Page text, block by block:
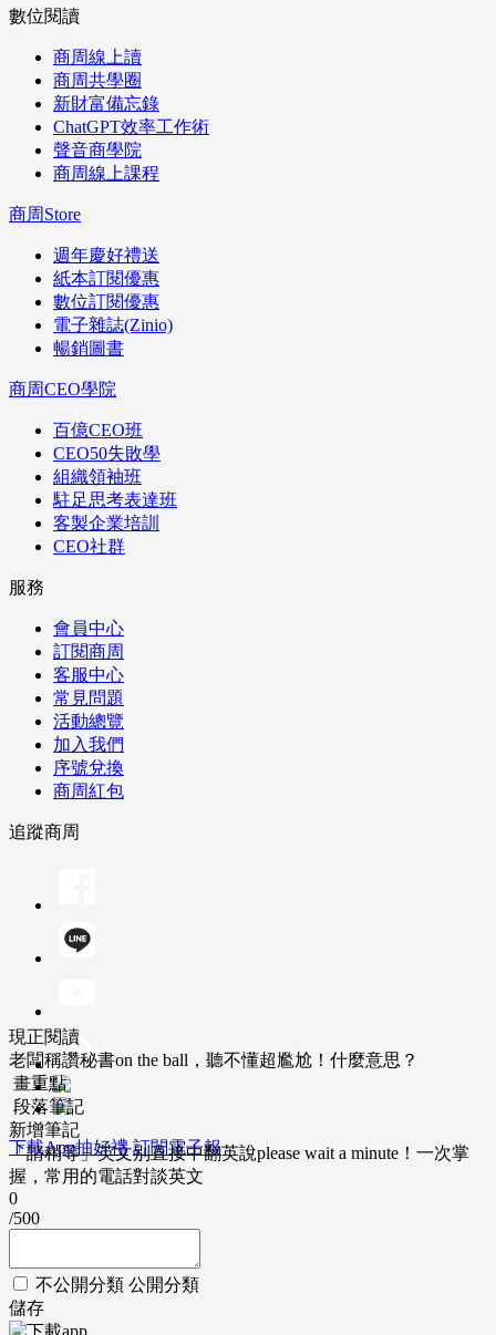
數位閱讀
商周線上讀
商周共學圈
新財富備忘錄
ChatGPT效率工作術
聲音商學院
商周線上課程
商周Store
週年慶好禮送
紙本訂閱優惠
數位訂閱優惠
電子雜誌(Zinio)
暢銷圖書
商周CEO學院
百億CEO班
CEO50失敗學
組織領袖班
駐足思考表達班
客製企業培訓
CEO社群
服務
會員中心
訂閱商周
客服中心
常見問題
活動總覽
加入我們
序號兌換
商周紅包
追蹤商周
下載App抽好禮 訂閱電子報
現正閱讀
老闆稱讚秘書on the ball，聽不懂超尷尬！什麼意思？
畫重點
段落筆記
新增筆記
「請稍等」英文別直接中翻英說please wait a minute！一次掌
握，常用的電話對談英文
0
/500
不公開分類 公開分類
儲存